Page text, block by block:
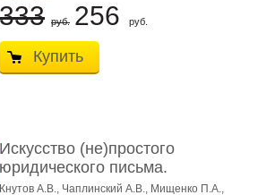
333 руб. 256 руб.
Купить
Искусство (не)простого
юридического письма.
Уч ...
Кнутов А.В., Чаплинский А.В., Мищенко П.А.,